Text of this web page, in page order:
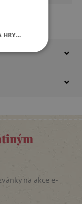
na akce e-
HRY…